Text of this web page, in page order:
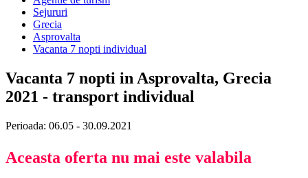
Sejururi
Grecia
Asprovalta
Vacanta 7 nopti individual
Vacanta 7 nopti in Asprovalta, Grecia
2021 - transport individual
Perioada: 06.05 - 30.09.2021
Aceasta oferta nu mai este valabila